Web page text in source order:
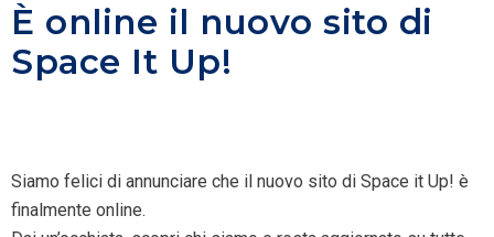
È online il nuovo sito di
Space It Up!
Siamo felici di annunciare che il nuovo sito di Space it Up! è
finalmente online.